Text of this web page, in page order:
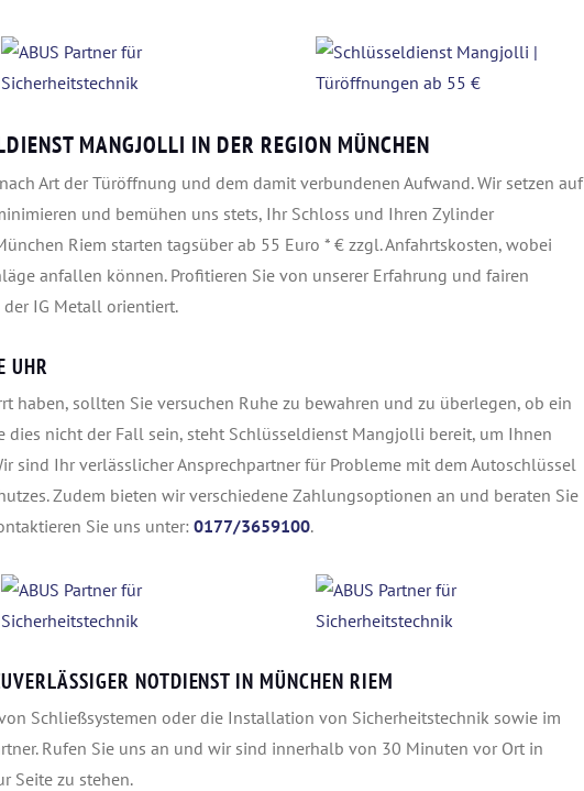
MANGJOLLI IN DER REGION MÜNCHEN
Art der Türöffnung und dem damit verbundenen Aufwand. Wir setzen auf
und bemühen uns stets, Ihr Schloss und Ihren Zylinder
Riem starten tagsüber ab 55 Euro * € zzgl. Anfahrtskosten, wobei
anfallen können. Profitieren Sie von unserer Erfahrung und fairen
IG Metall orientiert.
UHR
haben, sollten Sie versuchen Ruhe zu bewahren und zu überlegen, ob ein
dies nicht der Fall sein, steht Schlüsseldienst Mangjolli bereit, um Ihnen
sind Ihr verlässlicher Ansprechpartner für Probleme mit dem Autoschlüssel
Zudem bieten wir verschiedene Zahlungsoptionen an und beraten Sie
Sie uns unter: 0177/3659100.
NOTDIENST IN MÜNCHEN RIEM
Schließsystemen oder die Installation von Sicherheitstechnik sowie im
Rufen Sie uns an und wir sind innerhalb von 30 Minuten vor Ort in
Seite zu stehen.